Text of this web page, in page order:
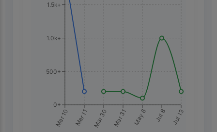
Mar 10 Mar 11 Mar 30 Mar 31 May 6 Jul 8 Jul 13
0+
500+
1.0k+
1.5k+